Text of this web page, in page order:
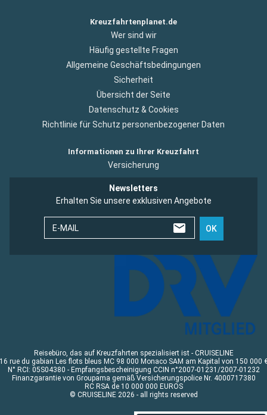
Kreuzfahrtenplanet.de
Wer sind wir
Häufig gestellte Fragen
Allgemeine Geschäftsbedingungen
Sicherheit
Übersicht der Seite
Datenschutz & Cookies
Richtlinie für Schutz personenbezogener Daten
Informationen zu Ihrer Kreuzfahrt
Versicherung
Newsletters
Erhalten Sie unsere exklusiven Angebote
E-MAIL OK
Reisebüro, das auf Kreuzfahrten spezialisiert ist - CRUISELINE
rue du gabian Les flots bleus MC 98 000 Monaco SAM am Kapital von 150 000
N° RCI: 05S04380 - Empfangsbescheinigung CCIN n°2007-01231/2007-01232
Finanzgarantie von Groupama gemäß Versicherungspolice Nr. 4000717380
RC RSA de 10 000 000 EUROS
© CRUISELINE 2026 - all rights reserved